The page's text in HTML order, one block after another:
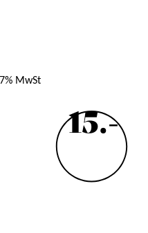
MwSt
15.-